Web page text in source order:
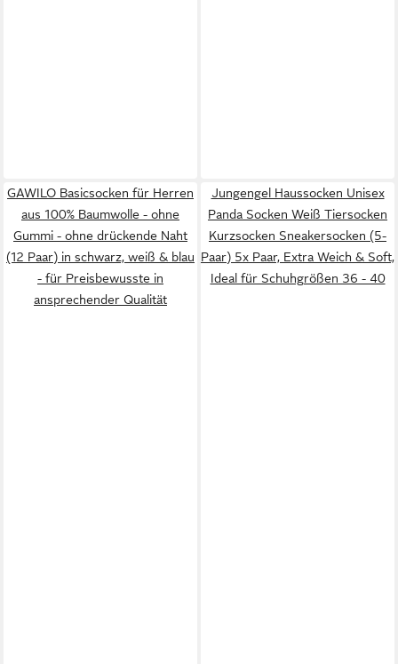
GAWILO Basicsocken für Herren
aus 100% Baumwolle - ohne
Gummi - ohne drückende Naht
(12 Paar) in schwarz, weiß & blau
- für Preisbewusste in
ansprechender Qualität
Jungengel Haussocken Unisex
Panda Socken Weiß Tiersocken
Kurzsocken Sneakersocken (5-
Paar) 5x Paar, Extra Weich & Soft,
Ideal für Schuhgrößen 36 - 40